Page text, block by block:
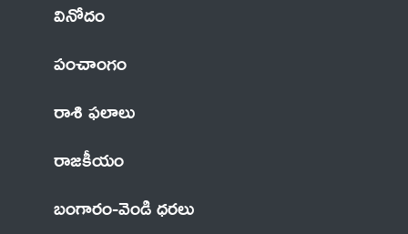
వినోదం
పంచాంగం
రాశి ఫలాలు
రాజకీయం
బంగారం-వెండి ధరలు